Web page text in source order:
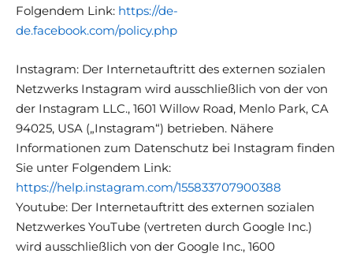
Folgendem Link: https://de-
de.facebook.com/policy.php
Instagram: Der Internetauftritt des externen sozialen
Netzwerks Instagram wird ausschließlich von der von
der Instagram LLC., 1601 Willow Road, Menlo Park, CA
94025, USA („Instagram“) betrieben. Nähere
Informationen zum Datenschutz bei Instagram finden
Sie unter Folgendem Link:
https://help.instagram.com/155833707900388
Youtube: Der Internetauftritt des externen sozialen
Netzwerkes YouTube (vertreten durch Google Inc.)
wird ausschließlich von der Google Inc., 1600